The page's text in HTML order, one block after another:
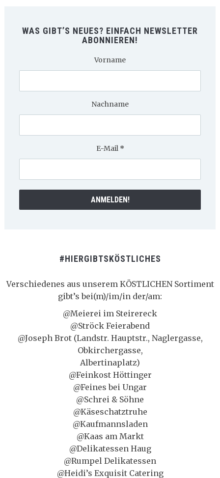
WAS GIBT’S NEUES? EINFACH NEWSLETTER
ABONNIEREN!
Vorname
Nachname
E-Mail *
#HIERGIBTSKÖSTLICHES
Verschiedenes aus unserem KÖSTLICHEN Sortiment
gibt’s bei(m)/im/in der/am:
@Meierei im Steirereck
@Ströck Feierabend
@Joseph Brot (Landstr. Hauptstr., Naglergasse,
Obkirchergasse,
Albertinaplatz)
@Feinkost Höttinger
@Feines bei Ungar
@Schrei & Söhne
@Käseschatztruhe
@Kaufmannsladen
@Kaas am Markt
@Delikatessen Haug
@Rumpel Delikatessen
@Heidi’s Exquisit Catering